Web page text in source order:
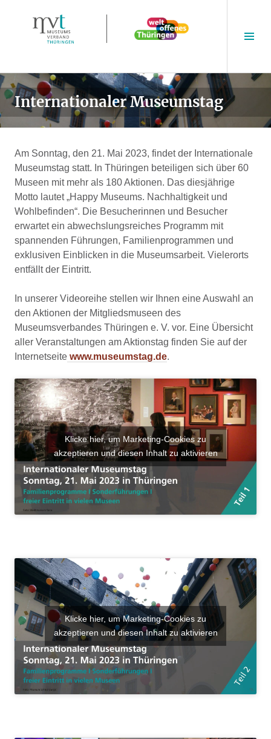
Internationaler Museumstag
Am Sonntag, den 21. Mai 2023, findet der Internationale
Museumstag statt. In Thüringen beteiligen sich über 60
Museen mit mehr als 180 Aktionen. Das diesjährige
Motto lautet „Happy Museums. Nachhaltigkeit und
Wohlbefinden“. Die Besucherinnen und Besucher
erwartet ein abwechslungsreiches Programm mit
spannenden Führungen, Familienprogrammen und
exklusiven Einblicken in die Museumsarbeit. Vielerorts
entfällt der Eintritt.
In unserer Videoreihe stellen wir Ihnen eine Auswahl an
den Aktionen der Mitgliedsmuseen des
Museumsverbandes Thüringen e. V. vor. Eine Übersicht
aller Veranstaltungen am Aktionstag finden Sie auf der
Internetseite www.museumstag.de.
Klicke hier, um Marketing-Cookies zu
akzeptieren und diesen Inhalt zu aktivieren
Klicke hier, um Marketing-Cookies zu
akzeptieren und diesen Inhalt zu aktivieren